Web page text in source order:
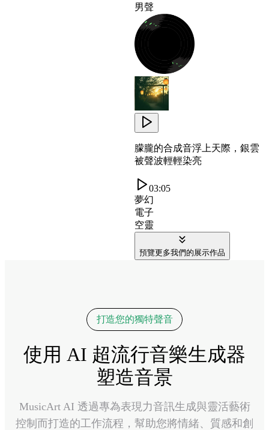
男聲
朦朧的合成音浮上天際，銀雲
被聲波輕輕染亮
03:05
夢幻
電子
空靈
預覽更多我們的展示作品
打造您的獨特聲音
使用 AI 超流行音樂生成器
塑造音景
MusicArt AI 透過專為表現力音訊生成與靈活藝術
控制而打造的工作流程，幫助您將情緒、質感和創